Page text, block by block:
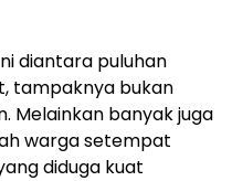
diantara puluhan
tampaknya bukan
Melainkan banyak juga
warga setempat
diduga kuat